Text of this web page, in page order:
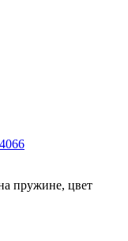
пружине, цвет